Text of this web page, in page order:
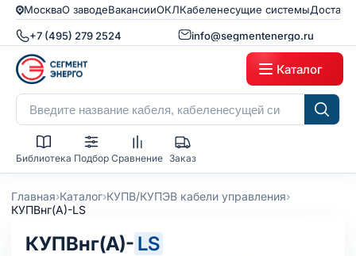
МоскваО заводеВакансииОКЛКабеленесущие системы
+7 (495) 279 2524 info@segmentenergo.ru
Каталог
Библиотека Подбор Сравнение Заказ
Главная›Каталог›КУПВ/КУПЭВ кабели управления›
КУПВнг(А)-LS
КУПВнг(А)- LS